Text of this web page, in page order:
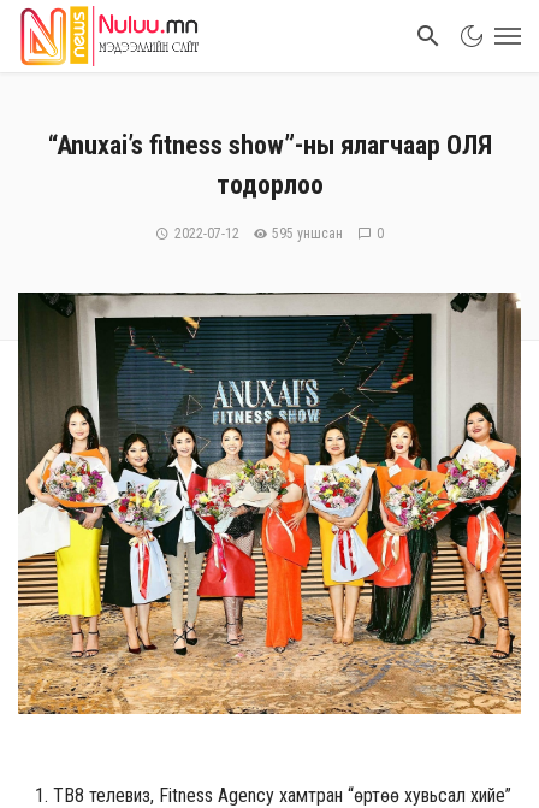
“Anuxai’s fitness show”-ны ялагчаар ОЛЯ
тодорлоо
2022-07-12 595 уншсан 0
ТВ8 телевиз, Fitness Agency хамтран “Өөртөө хувьсал хийе”